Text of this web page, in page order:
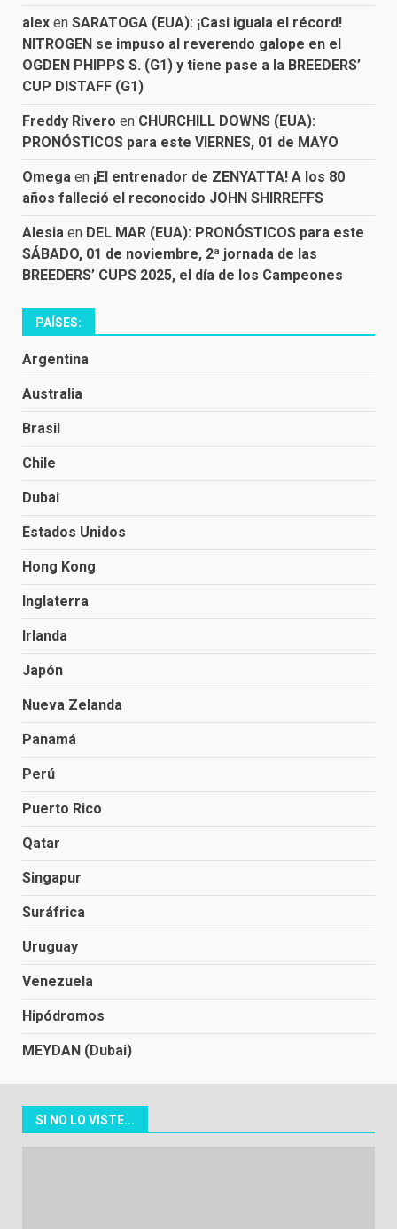
alex en SARATOGA (EUA): ¡Casi iguala el récord!
NITROGEN se impuso al reverendo galope en el
OGDEN PHIPPS S. (G1) y tiene pase a la BREEDERS’
CUP DISTAFF (G1)
Freddy Rivero en CHURCHILL DOWNS (EUA):
PRONÓSTICOS para este VIERNES, 01 de MAYO
Omega en ¡El entrenador de ZENYATTA! A los 80
años falleció el reconocido JOHN SHIRREFFS
Alesia en DEL MAR (EUA): PRONÓSTICOS para este
SÁBADO, 01 de noviembre, 2ª jornada de las
BREEDERS’ CUPS 2025, el día de los Campeones
PAÍSES:
Argentina
Australia
Brasil
Chile
Dubai
Estados Unidos
Hong Kong
Inglaterra
Irlanda
Japón
Nueva Zelanda
Panamá
Perú
Puerto Rico
Qatar
Singapur
Suráfrica
Uruguay
Venezuela
Hipódromos
MEYDAN (Dubai)
SI NO LO VISTE...